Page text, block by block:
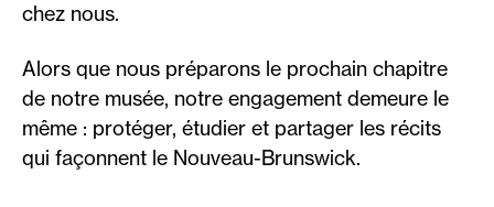
chez nous.
Alors que nous préparons le prochain chapitre
de notre musée, notre engagement demeure le
même : protéger, étudier et partager les récits
qui façonnent le Nouveau-Brunswick.